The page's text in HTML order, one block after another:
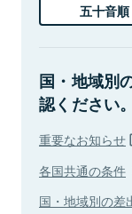
五十音順
国・地域別
認ください。
重要なお知らせ
各国共通の条件
国・地域別の差